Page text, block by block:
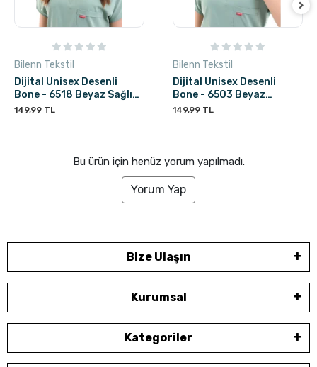
Bilenn Tekstil
Dijital Unisex Desenli
Bone - 6518 Beyaz Sağlık
Sembolleri
149,99 TL
Bilenn Tekstil
Dijital Unisex Desenli
Bone - 6503 Beyaz
Stetoskop
149,99 TL
Bu ürün için henüz yorum yapılmadı.
Yorum Yap
Bize Ulaşın
Kurumsal
Kategoriler